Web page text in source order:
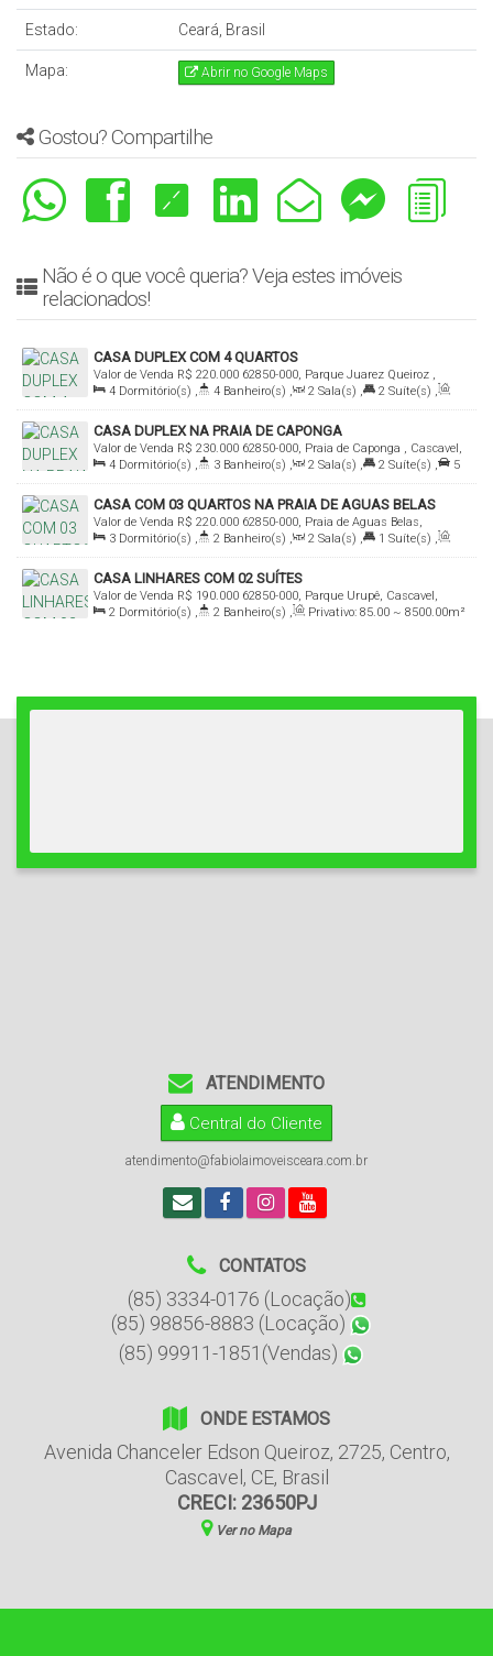
Estado: Ceará, Brasil
Mapa: Abrir no Google Maps
Gostou? Compartilhe
Não é o que você queria? Veja estes imóveis
relacionados!
CASA DUPLEX COM 4 QUARTOS
R$ 220.000
Valor de Venda
62850-000, Parque Juarez Queiroz ,
Cascavel, Ceará, Brasil
4 Dormitório(s) , 4 Banheiro(s) , 2 Sala(s) , 2 Suíte(s) ,
Total: 200.00m² , 3 Vaga(s) , Terreno: 200.00m² ,
Comprimento: 20 .00m , Frente: 10.00m
CASA DUPLEX NA PRAIA DE CAPONGA
R$ 230.000
Valor de Venda
62850-000, Praia de Caponga , Cascavel,
Ceará, Brasil
4 Dormitório(s) , 3 Banheiro(s) , 2 Sala(s) , 2 Suíte(s) ,
5
Vaga(s) , Útil: 180.00~ 1800.00m² , Terreno: 300.00m² ,
Comprimento: 30.00m , Frente: 10.00 m
CASA COM 03 QUARTOS NA PRAIA DE AGUAS BELAS
R$ 220.000
Valor de Venda
62850-000, Praia de Aguas Belas,
Cascavel, Ceará, Brasil
3 Dormitório(s) , 2 Banheiro(s) , 2 Sala(s) , 1 Suíte(s) ,
Total: 640.00m² , Útil: 130.00~ 135.00m² , Terreno: 640.00m² ,
Comprimento: 40 .00m , Frente: 16
CASA LINHARES COM 02 SUÍTES
R$ 190.000
Valor de Venda
62850-000, Parque Urupê, Cascavel,
Ceará, Brasil
2 Dormitório(s) , 2 Banheiro(s) , Privativo: 85.00 ~ 8500.00m²
ATENDIMENTO
Central do Cliente
atendimento@fabiolaimoveisceara.com.br
CONTATOS
(85) 3334-0176 (Locação)
(85) 98856-8883 (Locação)
(85) 99911-1851(Vendas)
ONDE ESTAMOS
Avenida Chanceler Edson Queiroz, 2725, Centro,
Cascavel , CE, Brasil
CRECI: 23650PJ
Ver no Mapa